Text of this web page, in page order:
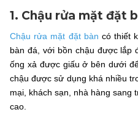
1. Chậu rửa mặt đặt
Chậu rửa mặt đặt bàn có thiết
bàn đá, với bồn chậu được lắp
ống xả được giấu ở bên dưới
chậu được sử dụng khá nhiều
mại, khách sạn, nhà hàng sang
cao.